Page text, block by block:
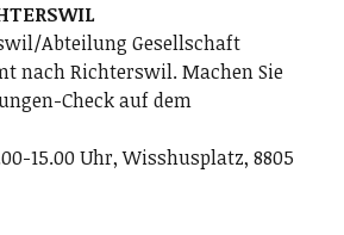
Abteilung Gesellschaft
nach Richterswil. Machen Sie
Check auf dem
15.00 Uhr, Wisshusplatz, 8805